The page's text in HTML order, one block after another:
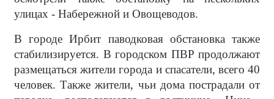
улицах - Набережной и Овощеводов.
В городе Ирбит паводковая обстановка также
стабилизируется. В городском ПВР продолжают
размещаться жители города и спасатели, всего 40
человек. Также жители, чьи дома пострадали от